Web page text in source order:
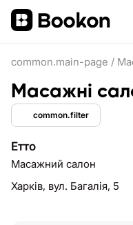
common.main-page /
Масажні
common.filter
Етто
Масажний салон
Харків, вул. Багалія, 5